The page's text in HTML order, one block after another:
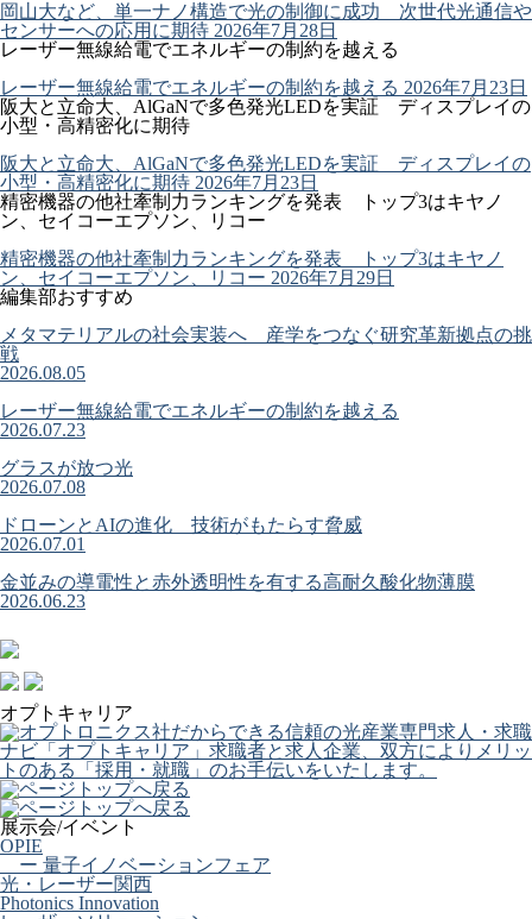
岡山大など、単一ナノ構造で光の制御に成功 次世代光通信や
センサーへの応用に期待 2026年7月28日
レーザー無線給電でエネルギーの制約を越える
レーザー無線給電でエネルギーの制約を越える 2026年7月23日
阪大と立命大、AlGaNで多色発光LEDを実証 ディスプレイの
小型・高精密化に期待
阪大と立命大、AlGaNで多色発光LEDを実証 ディスプレイの
小型・高精密化に期待 2026年7月23日
精密機器の他社牽制力ランキングを発表 トップ3はキヤノ
ン、セイコーエプソン、リコー
精密機器の他社牽制力ランキングを発表 トップ3はキヤノ
ン、セイコーエプソン、リコー 2026年7月29日
編集部おすすめ
メタマテリアルの社会実装へ 産学をつなぐ研究革新拠点の挑
戦
2026.08.05
レーザー無線給電でエネルギーの制約を越える
2026.07.23
グラスが放つ光
2026.07.08
ドローンとAIの進化 技術がもたらす脅威
2026.07.01
金並みの導電性と赤外透明性を有する高耐久酸化物薄膜
2026.06.23
オプトキャリア
展示会/イベント
OPIE
ー 量子イノベーションフェア
光・レーザー関西
Photonics Innovation